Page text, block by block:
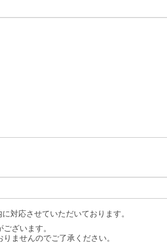
対応させていただいております。
ざいます。
ませんのでご了承ください。